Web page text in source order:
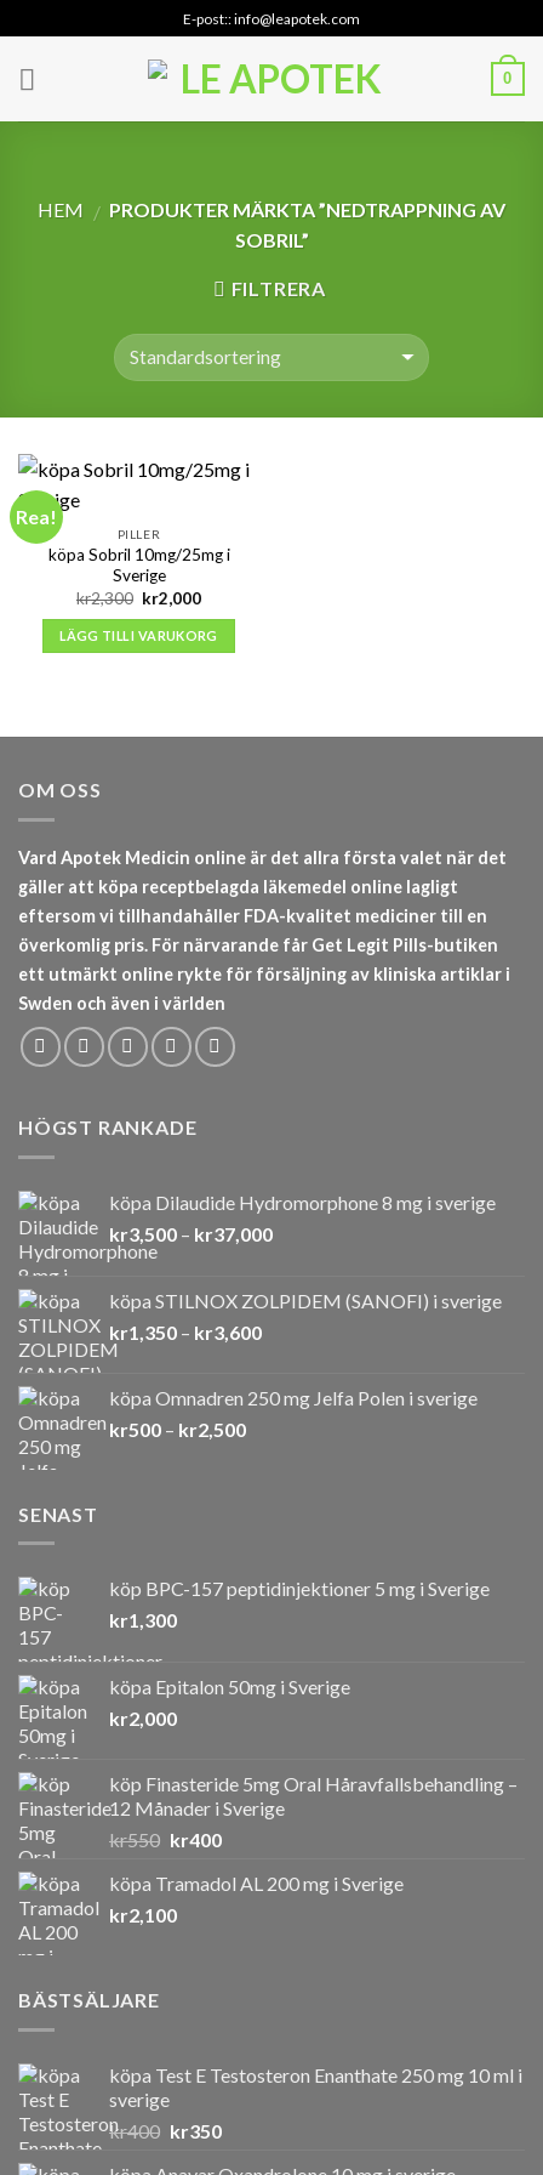
to
content
E-post:: info@leapotek.com
0
HEM / PRODUKTER MÄRKTA ”NEDTRAPPNING AV
SOBRIL”
FILTRERA
Rea!
PILLER
köpa Sobril 10mg/25mg i
Sverige
kr2,300 Det
ursprungliga
priset
var:
kr2,300.
kr2,000Det
priset
är:
kr2,000.
LÄGG TILL I VARUKORG
OM OSS
Vard Apotek Medicin online är det allra första valet när det
gäller att köpa receptbelagda läkemedel online lagligt
eftersom vi tillhandahåller FDA-kvalitet mediciner till en
överkomlig pris. För närvarande får Get Legit Pills-butiken
ett utmärkt online rykte för försäljning av kliniska artiklar i
Swden och även i världen
HÖGST RANKADE
köpa Dilaudide Hydromorphone 8 mg i sverige
kr3,500 – kr37,000Prisintervall:
kr37,000
köpa STILNOX ZOLPIDEM (SANOFI) i sverige
kr1,350 – kr3,600Prisintervall:
kr3,600
köpa Omnadren 250 mg Jelfa Polen i sverige
kr500 – kr2,500Prisintervall:
SENAST
köp BPC-157 peptidinjektioner 5 mg i Sverige
kr1,300
köpa Epitalon 50mg i Sverige
kr2,000
köp Finasteride 5mg Oral Håravfallsbehandling –
12 Månader i Sverige
kr550 Det
priset
var:
kr400Det
priset
köpa Tramadol AL 200 mg i Sverige
kr2,100
BÄSTSÄLJARE
köpa Test E Testosteron Enanthate 250 mg 10 ml i
sverige
kr400 Det
kr350Det